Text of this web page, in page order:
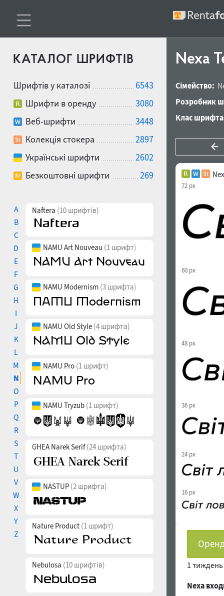
КАТАЛОГ ШРИФТІВ
Шрифтів у каталозі
6543
Шрифти в оренду
3080
Веб-шрифти
3448
Колекція стокера
2897
Українські шрифти
2602
Безкоштовні шрифти
269
A
B
C
D
E
F
G
H
I
J
K
L
M
N
O
P
Q
R
S
T
U
V
W
X
Y
Z
Naftera (10 шрифтів)
NAMU Art Nouveau (1 шрифт)
NAMU Modernism (3 шрифта)
NAMU Old Style (4 шрифта)
NAMU Pro (1 шрифт)
NAMU Tryzub (1 шрифт)
GHEA Narek Serif(24 шрифта)
NASTUP (2 шрифта)
Nature Product (1 шрифт)
Nebulosa (10 шрифтів)
Nexa
Сімейство:
Розробник
Клас
72 px
60 px
48 px
36 px
24 px
16 px
1
Nexa